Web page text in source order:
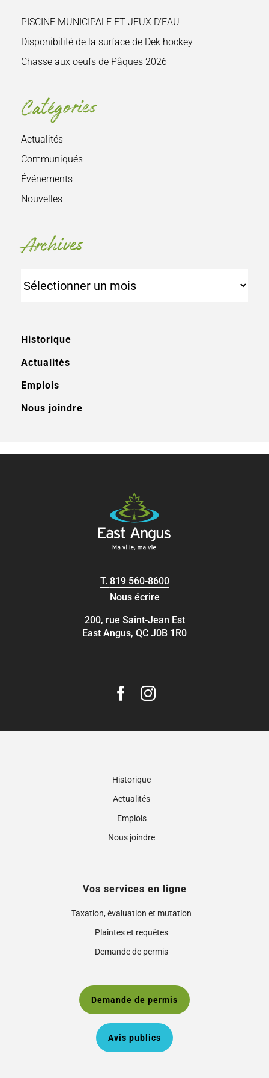
PISCINE MUNICIPALE ET JEUX D’EAU
Disponibilité de la surface de Dek hockey
Chasse aux oeufs de Pâques 2026
Catégories
Actualités
Communiqués
Événements
Nouvelles
Archives
Historique
Actualités
Emplois
Nous joindre
T. 819 560-8600
Nous écrire
200, rue Saint-Jean Est
East Angus, QC J0B 1R0
Historique
Actualités
Emplois
Nous joindre
Vos services en ligne
Taxation, évaluation et mutation
Plaintes et requêtes
Demande de permis
Demande de permis
Avis publics